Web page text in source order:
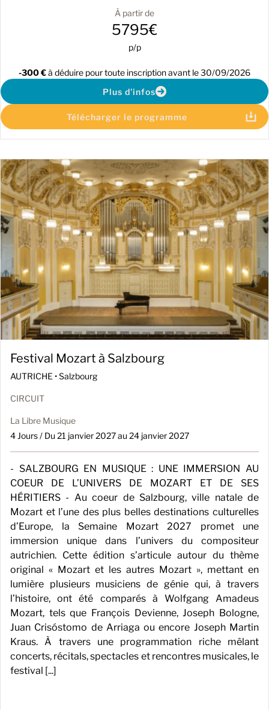
À partir de
5795€
p/p
-300 €à déduire pour toute inscription avant le 30/09/2026
Plus d'infos
Télécharger le programme
Festival Mozart à Salzbourg
AUTRICHE •Salzbourg
CIRCUIT
La Libre Musique
4 Jours / Du 21 janvier 2027 au 24 janvier 2027
- SALZBOURG EN MUSIQUE : UNE IMMERSION AU
COEUR DE L’UNIVERS DE MOZART ET DE SES
HÉRITIERS - Au coeur de Salzbourg, ville natale de
Mozart et l’une des plus belles destinations culturelles
d’Europe, la Semaine Mozart 2027 promet une
immersion unique dans l’univers du compositeur
autrichien. Cette édition s’articule autour du thème
original « Mozart et les autres Mozart », mettant en
lumière plusieurs musiciens de génie qui, à travers
l’histoire, ont été comparés à Wolfgang Amadeus
Mozart, tels que François Devienne, Joseph Bologne,
Juan Crisóstomo de Arriaga ou encore Joseph Martin
Kraus. À travers une programmation riche mêlant
concerts, récitals, spectacles et rencontres musicales, le
festival [...]